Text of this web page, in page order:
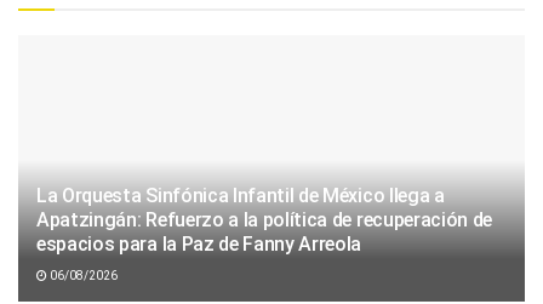
La Orquesta Sinfónica Infantil de México llega a
Apatzingán: Refuerzo a la política de recuperación de
espacios para la Paz de Fanny Arreola
06/08/2026